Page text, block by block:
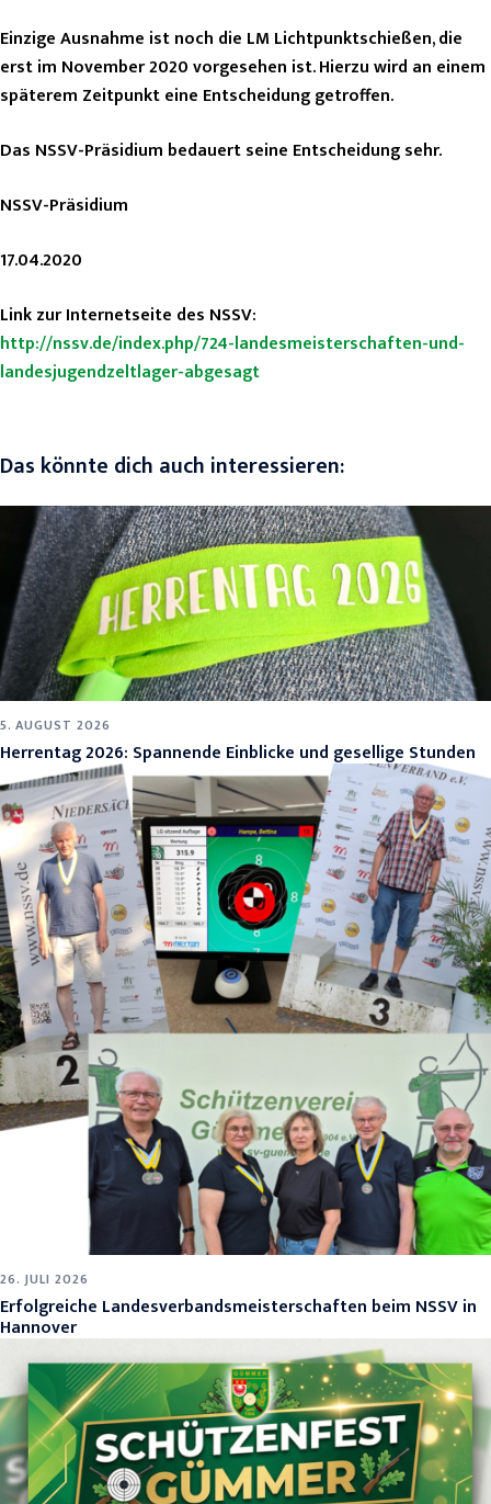
Einzige Ausnahme ist noch die LM Lichtpunktschießen, die
erst im November 2020 vorgesehen ist. Hierzu wird an einem
späterem Zeitpunkt eine Entscheidung getroffen.
Das NSSV-Präsidium bedauert seine Entscheidung sehr.
NSSV-Präsidium
17.04.2020
Link zur Internetseite des NSSV:
http://nssv.de/index.php/724-landesmeisterschaften-und-
landesjugendzeltlager-abgesagt
Das könnte dich auch interessieren:
5. AUGUST 2026
Herrentag 2026: Spannende Einblicke und gesellige Stunden
26. JULI 2026
Erfolgreiche Landesverbandsmeisterschaften beim NSSV in
Hannover